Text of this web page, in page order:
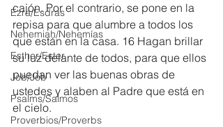
Ezra/Esdras
Nehemiah/Nehemías
Esther/Ester
Job/Job
Psalms/Salmos
Proverbios/Proverbs
cajón. Por el contrario, se pone en la
repisa para que alumbre a todos los
que están en la casa. 16 Hagan brillar
su luz delante de todos, para que ellos
puedan ver las buenas obras de
ustedes y alaben al Padre que está en
el cielo.